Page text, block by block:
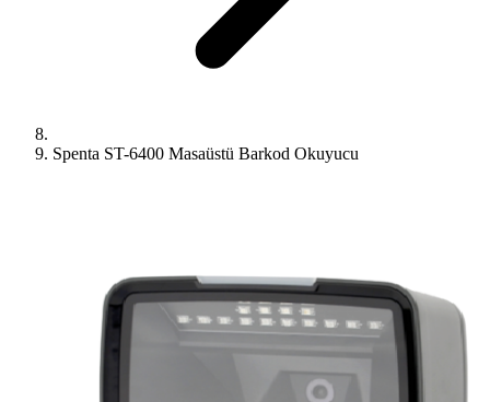
Spenta ST-6400 Masaüstü Barkod Okuyucu